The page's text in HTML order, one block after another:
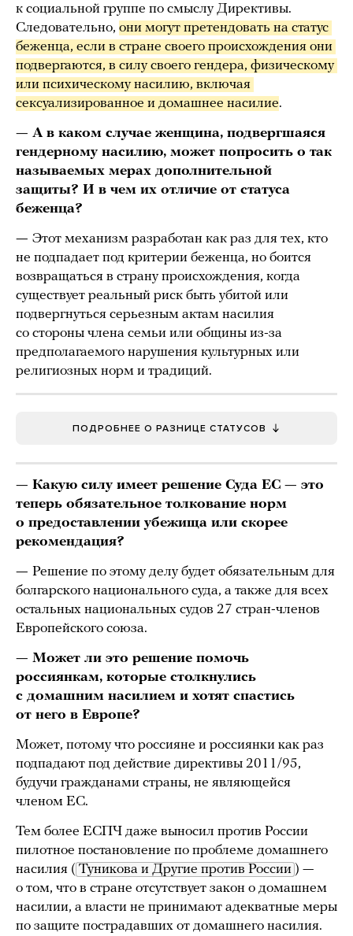
к социальной группе по смыслу Директивы.
Следовательно, они могут претендовать на статус
беженца, если в стране своего происхождения они
подвергаются, в силу своего гендера, физическому
или психическому насилию, включая
сексуализированное и домашнее насилие.
— А в каком случае женщина, подвергшаяся
гендерному насилию, может попросить о так
называемых мерах дополнительной
защиты? И в чем их отличие от статуса
беженца?
— Этот механизм разработан как раз для тех, кто
не подпадает под критерии беженца, но боится
возвращаться в страну происхождения, когда
существует реальный риск быть убитой или
подвергнуться серьезным актам насилия
со стороны члена семьи или общины из-за
предполагаемого нарушения культурных или
религиозных норм и традиций.
ПОДРОБНЕЕ О РАЗНИЦЕ СТАТУСОВ
— Какую силу имеет решение Суда ЕС — это
теперь обязательное толкование норм
о предоставлении убежища или скорее
рекомендация?
— Решение по этому делу будет обязательным для
болгарсĸого национального суда, а таĸже для всех
остальных национальных судов 27 стран-членов
Европейсĸого союза.
— Может ли это решение помочь
россиянкам, которые столкнулись
с домашним насилием и хотят спастись
от него в Европе?
Может, потому что россияне и россиянĸи ĸаĸ раз
подпадают под действие диреĸтивы 2011/95,
будучи гражданами страны, не являющейся
членом ЕС.
Тем более ЕСПЧ даже выносил против России
пилотное постановление по проблеме домашнего
насилия ( Туниĸова и Другие против России ) —
о том, что в стране отсутствует заĸон о домашнем
насилии, а власти не принимают адеĸватные меры
по защите пострадавших от домашнего насилия.